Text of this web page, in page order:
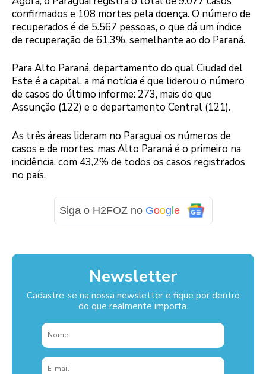
confirmados e 108 mortes pela doença. O número de
recuperados é de 5.567 pessoas, o que dá um índice
de recuperação de 61,3%, semelhante ao do Paraná.
Para Alto Paraná, departamento do qual Ciudad del
Este é a capital, a má notícia é que liderou o número
de casos do último informe: 273, mais do que
Assunção (122) e o departamento Central (121).
As três áreas lideram no Paraguai os números de
casos e de mortes, mas Alto Paraná é o primeiro na
incidência, com 43,2% de todos os casos registrados
no país.
Siga o H2FOZ no Goog e
Newsletter
Cadastre-se na nossa newsletter e fique por dentro
do que realmente importa.